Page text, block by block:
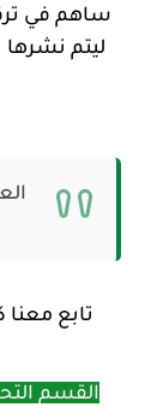
ساهم في
ليتم نشرها
تابع
القسم